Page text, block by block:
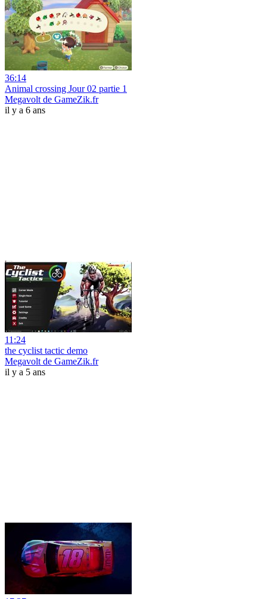
36:14
Animal crossing Jour 02 partie 1
Megavolt de GameZik.fr
il y a 6 ans
11:24
the cyclist tactic demo
Megavolt de GameZik.fr
il y a 5 ans